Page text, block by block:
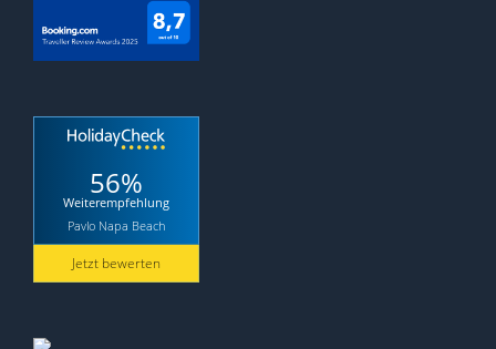
56%
Weiterempfehlung
Pavlo Napa Beach
Jetzt bewerten